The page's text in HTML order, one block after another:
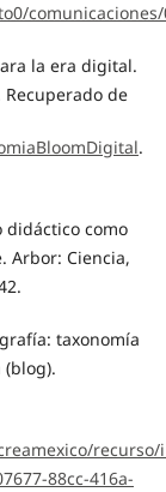
la era digital.
Recuperado de
.
didáctico como
Arbor: Ciencia,
taxonomía
(blog).
88cc-416a-